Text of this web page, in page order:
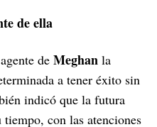
de ella
de Meghan la
a tener éxito sin
indicó que la futura
tiempo, con las atenciones